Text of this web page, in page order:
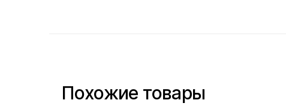
Похожие товары